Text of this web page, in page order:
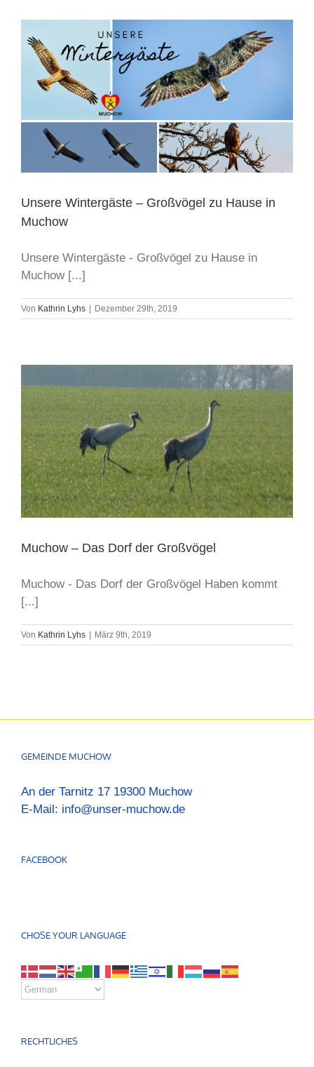
Unsere Wintergäste – Großvögel zu Hause in
Muchow
Unsere Wintergäste - Großvögel zu Hause in
Muchow [...]
Von Kathrin Lyhs Dezember 29th, 2019
Muchow – Das Dorf der Großvögel
Muchow - Das Dorf der Großvögel Haben kommt
[...]
Von Kathrin Lyhs März 9th, 2019
GEMEINDE MUCHOW
An der Tarnitz 17 19300 Muchow
E-Mail: info@unser-muchow.de
FACEBOOK
CHOSE YOUR LANGUAGE
RECHTLICHES